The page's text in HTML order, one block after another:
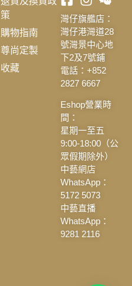
策
購物指南
尊尚定製
收藏
灣仔旗艦店：
灣仔港灣道28
號灣景中心地
下2及7號鋪
電話：+852
2827 6667
Eshop營業時
間：
星期一至五
9:00-18:00（公
眾假期除外）
中藝網店
WhatsApp：
5172 5073
中藝直播
WhatsApp：
9281 2116